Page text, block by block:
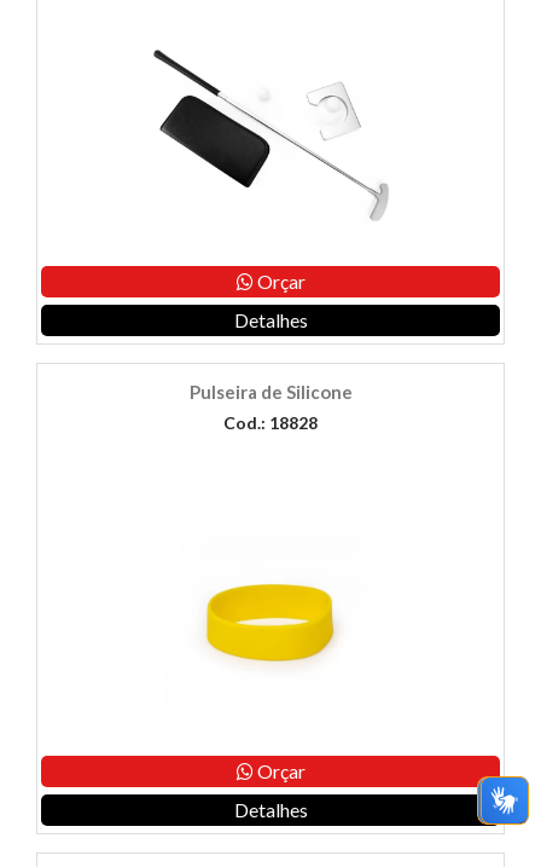
Orçar
Detalhes
Pulseira de Silicone
Cod.: 18828
Orçar
Detalhes